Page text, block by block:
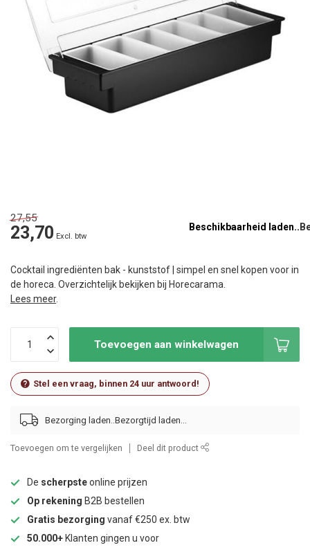
27,55
23,70 Excl. btw
Beschikbaarheid laden..
Cocktail ingrediënten bak - kunststof | simpel en snel kopen voor in
de horeca. Overzichtelijk bekijken bij Horecarama.
Lees meer.
Toevoegen aan winkelwagen
Stel een vraag, binnen 24 uur antwoord!
Bezorging laden..
Toevoegen om te vergelijken Deel dit product
De scherpsteonline prijzen
Op rekening B2B bestellen
Gratis bezorging vanaf €250 ex. btw
50.000+ Klanten gingen u voor